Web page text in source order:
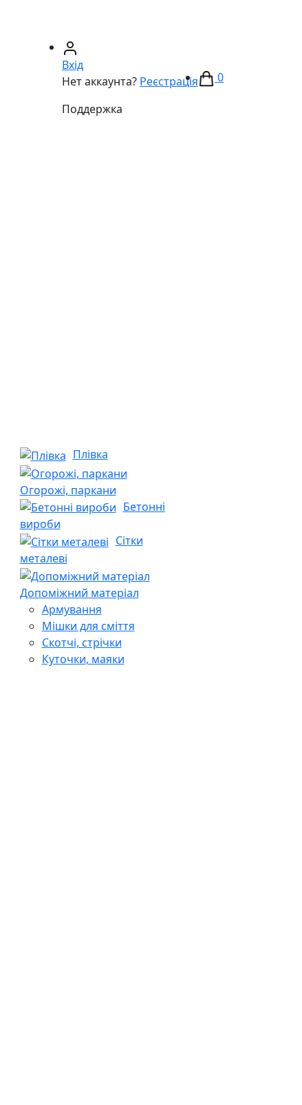
Вхід
Нет аккаунта? Реєстрація
Поддержка
0
Плівка
Огорожі, паркани
Бетонні
вироби
Сітки
металеві
Допоміжний матеріал
Армування
Мішки для сміття
Скотчі, стрічки
Куточки, маяки